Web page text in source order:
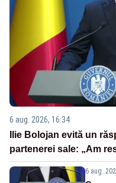
6 aug. 2026, 16:34
Ilie Bolojan evită un
partenerei sale: „Am
6 aug.